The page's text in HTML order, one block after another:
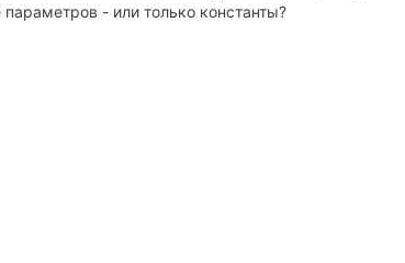
- или только константы?